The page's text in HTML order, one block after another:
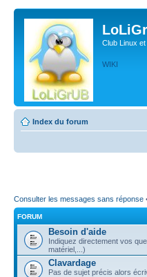
Club Linux
WIKI
Index du forum
Consulter les messages sans réponse
FORUM
Besoin d'aide
Indiquez directement vos
matériel,...)
Clavardage
Pas de sujet précis alors